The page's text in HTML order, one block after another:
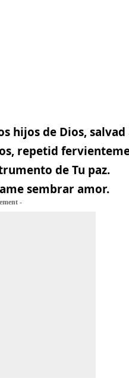
hijos de Dios,
repetid
de Tu paz.
sembrar amor.
-